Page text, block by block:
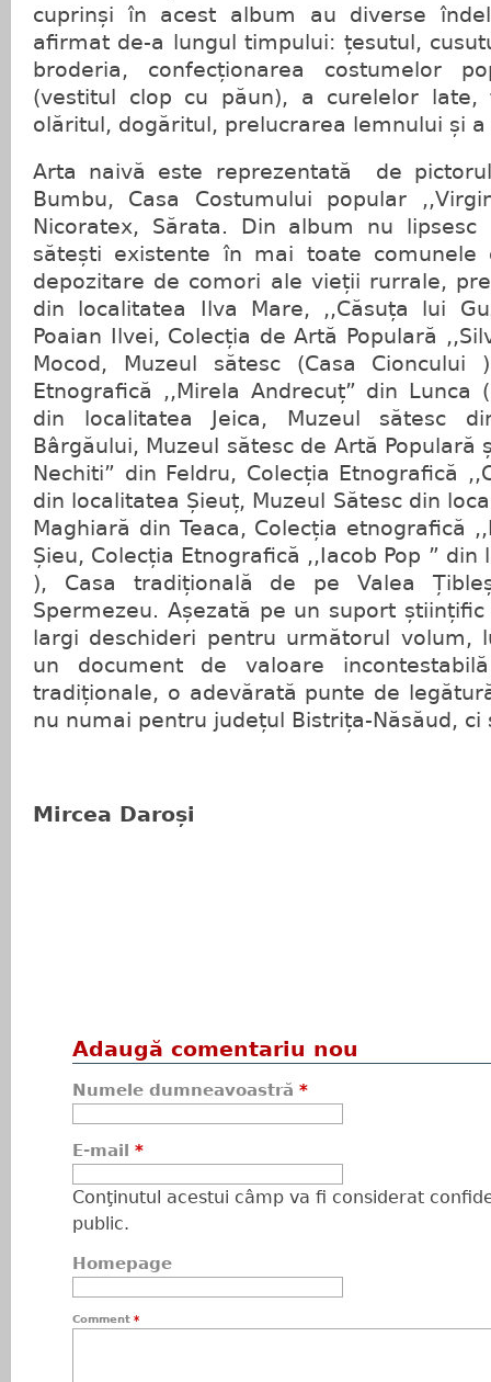
cuprinși în acest album au diverse
afirmat de-a lungul timpului: țesutul,
broderia, confecționarea costumelor
(vestitul clop cu păun), a curelelor late,
olăritul, dogăritul, prelucrarea lemnului și
Arta naivă este reprezentată de
Bumbu, Casa Costumului popular
Nicoratex, Sărata. Din album nu lipsesc
sătești existente în mai toate comunele
depozitare de comori ale vieții rurrale,
din localitatea Ilva Mare, ,,Căsuța lui
Poaian Ilvei, Colecția de Artă Populară
Mocod, Muzeul sătesc (Casa Cioncului
Etnografică ,,Mirela Andrecuț” din Lunca
din localitatea Jeica, Muzeul sătesc
Bârgăului, Muzeul sătesc de Artă Populară
Nechiti” din Feldru, Colecția Etnografică
din localitatea Șieuț, Muzeul Sătesc din
Maghiară din Teaca, Colecția etnografică
Șieu, Colecția Etnografică ,,Iacob Pop ” din
), Casa tradițională de pe Valea
Spermezeu. Așezată pe un suport
largi deschideri pentru următorul volum,
un document de valoare
tradiționale, o adevărată punte de
nu numai pentru județul Bistrița-Năsăud, ci
Mircea Daroși
Adaugă comentariu nou
Numele dumneavoastră *
E-mail *
Conţinutul acestui câmp va fi considerat
public.
Homepage
Comment *